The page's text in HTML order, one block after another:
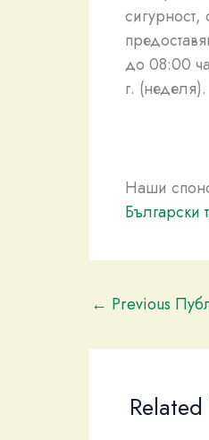
до 08:00
г. (неделя).
Наши
Български
← Previous
Related